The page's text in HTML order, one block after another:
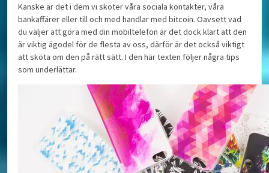
Kanske är det i dem vi sköter våra sociala kontakter, våra
bankaffärer eller till och med handlar med bitcoin. Oavsett vad
du väljer att göra med din mobiltelefon är det dock klart att den
är viktig ägodel för de flesta av oss, därför är det också viktigt
att sköta om den på rätt sätt. I den här texten följer några tips
som underlättar.